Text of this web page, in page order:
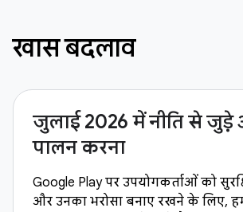
खास बदलाव
जुलाई 2026 में नीति से जुड़े
पालन करना
Google Play पर उपयोगकर्ताओं को
और उनका भरोसा बनाए रखने के लिए,